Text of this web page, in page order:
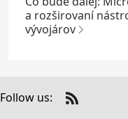
a rozširovaní
vývojárov
Follow us:
Check